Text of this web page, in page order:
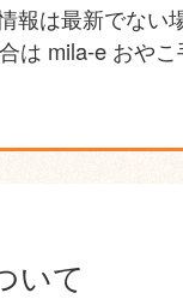
報は最新でない
は mila-e おや
いて